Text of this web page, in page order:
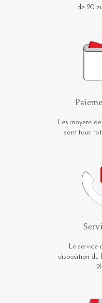
de 20
Les moyens
sont tous
Le service
disposition du